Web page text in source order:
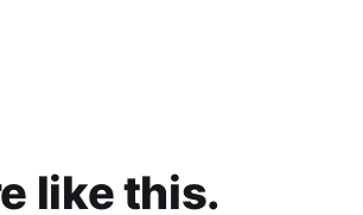
like this.